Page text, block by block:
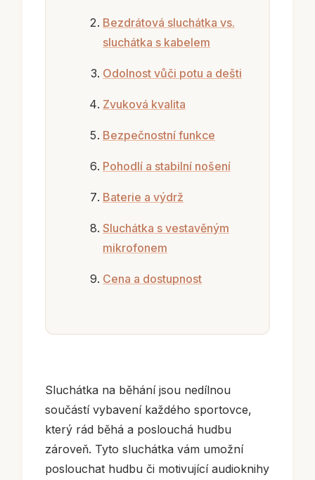
Bezdrátová sluchátka vs.
sluchátka s kabelem
Odolnost vůči potu a dešti
Zvuková kvalita
Bezpečnostní funkce
Pohodlí a stabilní nošení
Baterie a výdrž
Sluchátka s vestavěným
mikrofonem
Cena a dostupnost
Sluchátka na běhání jsou nedílnou
součástí vybavení každého sportovce,
který rád běhá a poslouchá hudbu
zároveň. Tyto sluchátka vám umožní
poslouchat hudbu či motivující audioknihy